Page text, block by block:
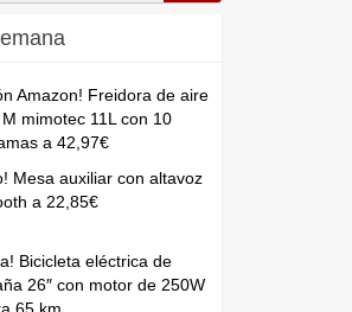
Amazon! Freidora de aire
mimotec 11L con 10
a 42,97€
Mesa auxiliar con altavoz
a 22,85€
Bicicleta eléctrica de
26″ con motor de 250W